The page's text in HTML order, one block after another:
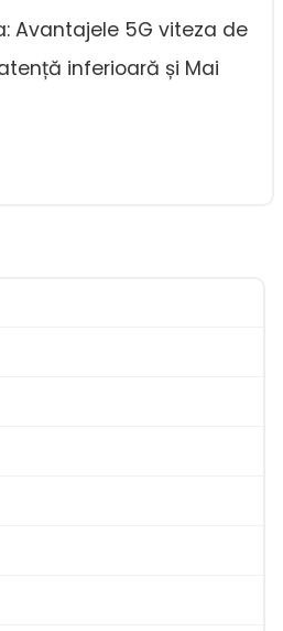
Avantajele 5G viteza de
inferioară și Mai